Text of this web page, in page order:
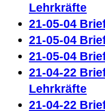
Lehrkräfte
21-05-04
21-05-04
21-05-04
21-04-22
Lehrkräfte
21-04-22